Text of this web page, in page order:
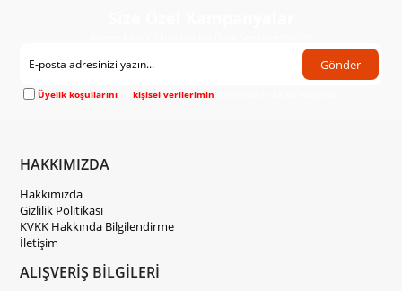
Gönder
Üyelik koşullarını vekişisel verilerimin
HAKKIMIZDA
Hakkımızda
Gizlilik Politikası
KVKK Hakkında Bilgilendirme
İletişim
ALIŞVERİŞ BİLGİLERİ